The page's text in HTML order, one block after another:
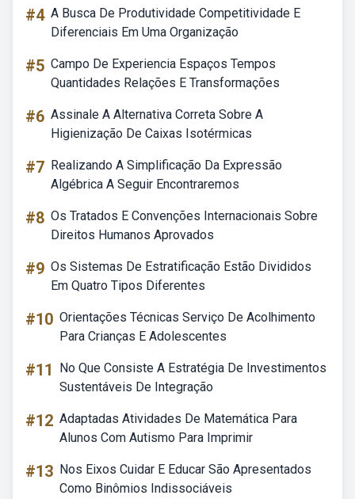
#4 A Busca De Produtividade Competitividade E
Diferenciais Em Uma Organização
#5 Campo De Experiencia Espaços Tempos
Quantidades Relações E Transformações
#6 Assinale A Alternativa Correta Sobre A
Higienização De Caixas Isotérmicas
#7 Realizando A Simplificação Da Expressão
Algébrica A Seguir Encontraremos
#8 Os Tratados E Convenções Internacionais Sobre
Direitos Humanos Aprovados
#9 Os Sistemas De Estratificação Estão Divididos
Em Quatro Tipos Diferentes
#10 Orientações Técnicas Serviço De Acolhimento
Para Crianças E Adolescentes
#11
No Que Consiste A Estratégia De Investimentos
Sustentáveis De Integração
#12 Adaptadas Atividades De Matemática Para
Alunos Com Autismo Para Imprimir
#13 Nos Eixos Cuidar E Educar São Apresentados
Como Binômios Indissociáveis